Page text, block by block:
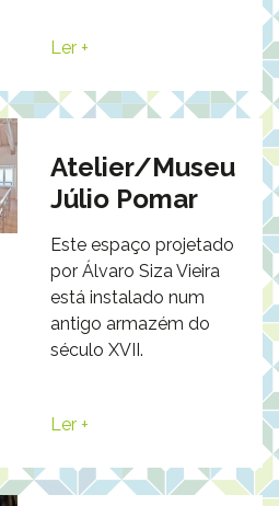
Ler +
Atelier/Museu
Júlio Pomar
Este espaço projetado
por Álvaro Siza Vieira
está instalado num
antigo armazém do
século XVII.
Ler +